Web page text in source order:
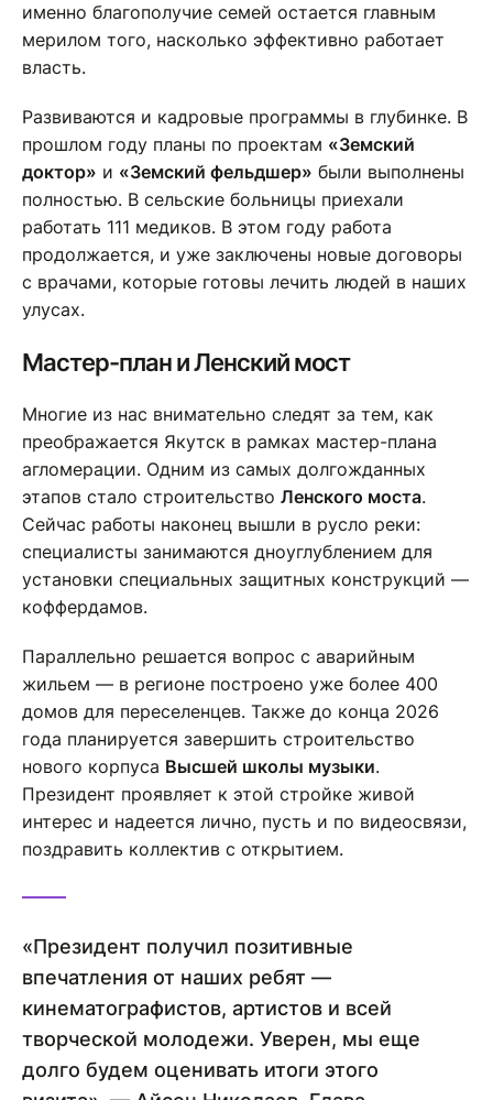
именно благополучие семей остается главным
мерилом того, насколько эффективно работает
власть.
Развиваются и кадровые программы в глубинке. В
прошлом году планы по проектам «Земский
доктор» и «Земский фельдшер» были выполнены
полностью. В сельские больницы приехали
работать 111 медиков. В этом году работа
продолжается, и уже заключены новые договоры
с врачами, которые готовы лечить людей в наших
улусах.
Мастер-план и Ленский мост
Многие из нас внимательно следят за тем, как
преображается Якутск в рамках мастер-плана
агломерации. Одним из самых долгожданных
этапов стало строительство Ленского моста.
Сейчас работы наконец вышли в русло реки:
специалисты занимаются дноуглублением для
установки специальных защитных конструкций —
коффердамов.
Параллельно решается вопрос с аварийным
жильем — в регионе построено уже более 400
домов для переселенцев. Также до конца 2026
года планируется завершить строительство
нового корпуса Высшей школы музыки.
Президент проявляет к этой стройке живой
интерес и надеется лично, пусть и по видеосвязи,
поздравить коллектив с открытием.
«Президент получил позитивные
впечатления от наших ребят —
кинематографистов, артистов и всей
творческой молодежи. Уверен, мы еще
долго будем оценивать итоги этого